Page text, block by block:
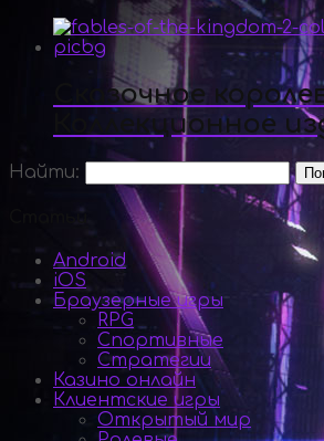
Сказочное
Коллекционное
Найти:
Статьи
Android
iOS
Браузерные игры
RPG
Спортивные
Стратегии
Казино онлайн
Клиентские игры
Открытый мир